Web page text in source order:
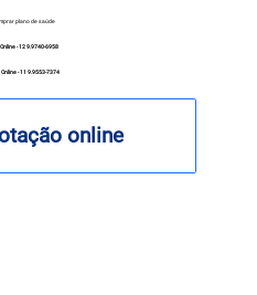
plano de saúde
- 12 9.9740-6958
Online - 11 9.9553-7374
online